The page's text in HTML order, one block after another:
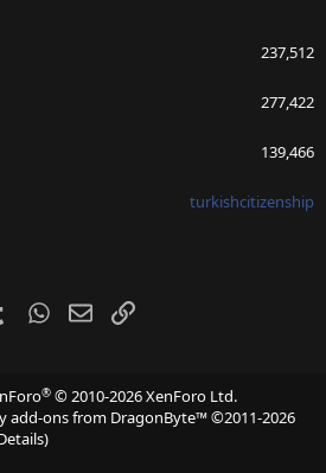
237,512
277,422
139,466
turkishcitizenship
TumblrWhatsApp
EmailLink
® © 2010-2026 XenForo Ltd.
add-ons from DragonByte™©2011-2026
)